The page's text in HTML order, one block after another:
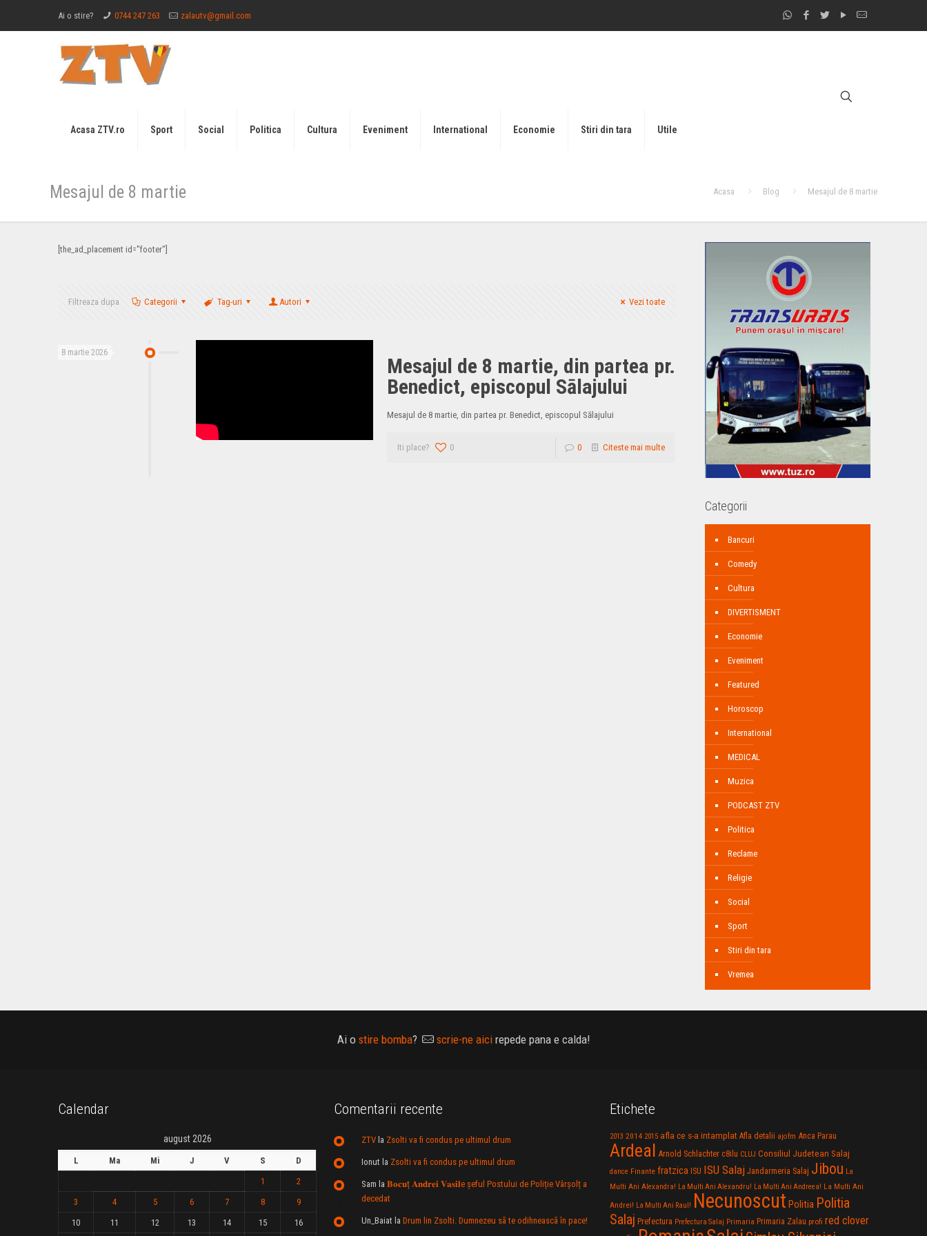
Ai o stire? 0744 247 263 zalautv@gmail.com
Acasa ZTV.ro Sport Social Politica Cultura Eveniment International Economie Stiri din tara Utile
Mesajul de 8 martie Acasa Blog Mesajul de 8 martie
[the_ad_placement id="footer"]
Filtreaza dupa Categorii Tag-uri Autori Vezi toate
8 martie 2026
Mesajul de 8 martie, din partea pr.
Benedict, episcopul Sālajului
Mesajul de 8 martie, din partea pr. Benedict, episcopul Sālajului
Iti place? 0 0 Citeste mai multe
Categorii
Bancuri
Comedy
Cultura
DIVERTISMENT
Economie
Eveniment
Featured
Horoscop
International
MEDICAL
Muzica
PODCAST ZTV
Politica
Reclame
Religie
Social
Sport
Stiri din tara
Vremea
Ai o stire bomba? scrie-ne aicirepede pana e calda!
Calendar
august 2026
L Ma Mi J V S
D
1
2
3
4 5 6 7 8
9
10
11 12 13 14 15 16
Comentarii recente
ZTVla Zsolti va fi condus pe ultimul drum
Ionut la Zsolti va fi condus pe ultimul drum
Sam la 𝐁𝐨𝐜𝐮ț 𝐀𝐧𝐝𝐫𝐞𝐢 𝐕𝐚𝐬𝐢𝐥e şeful Postului de Poliție Vârșolț a
decedat
Un_Baiat la Drum lin Zsolti. Dumnezeu sã te odihneascã în pace!
Etichete
2013 2014 2015 afla ce s-a intamplat Afla detalii ajofm Anca Parau
Ardeal Arnold Schlachter c8ilu CLUJ Consiliul Judetean Salaj
dance Finante fratzica ISU ISU Salaj Jandarmeria Salaj Jibou La
Multi Ani Alexandra! La Multi Ani Alexandru! La Multi Ani Andreea! La Multi Ani
Andrei! La Multi Ani Raul! Necunoscut Politia Politia
Salaj Prefectura Prefectura Salaj Primaria Primaria Zalau profi red clover